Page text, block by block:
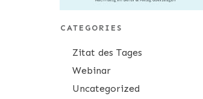
CATEGORIES
Zitat des Tages
Webinar
Uncategorized